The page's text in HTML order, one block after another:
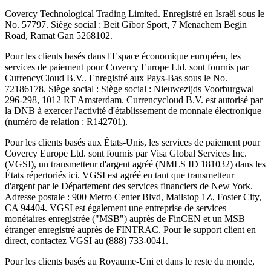
Covercy Technological Trading Limited. Enregistré en Israël sous le
No. 57797. Siège social : Beit Gibor Sport, 7 Menachem Begin
Road, Ramat Gan 5268102.
Pour les clients basés dans l'Espace économique européen, les
services de paiement pour Covercy Europe Ltd. sont fournis par
CurrencyCloud B.V.. Enregistré aux Pays-Bas sous le No.
72186178. Siège social : Siège social : Nieuwezijds Voorburgwal
296-298, 1012 RT Amsterdam. Currencycloud B.V. est autorisé par
la DNB à exercer l'activité d'établissement de monnaie électronique
(numéro de relation : R142701).
Pour les clients basés aux États-Unis, les services de paiement pour
Covercy Europe Ltd. sont fournis par Visa Global Services Inc.
(VGSI), un transmetteur d'argent agréé (NMLS ID 181032) dans les
États répertoriés ici. VGSI est agréé en tant que transmetteur
d'argent par le Département des services financiers de New York.
Adresse postale : 900 Metro Center Blvd, Mailstop 1Z, Foster City,
CA 94404. VGSI est également une entreprise de services
monétaires enregistrée ("MSB") auprès de FinCEN et un MSB
étranger enregistré auprès de FINTRAC. Pour le support client en
direct, contactez VGSI au (888) 733-0041.
Pour les clients basés au Royaume-Uni et dans le reste du monde,